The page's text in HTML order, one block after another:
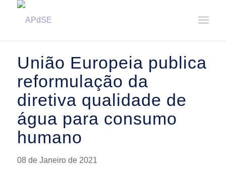
União Europeia publica reformulação da diretiva qualidade de água para
União Europeia publica
reformulação da
diretiva qualidade de
água para consumo
humano
08 de Janeiro de 2021